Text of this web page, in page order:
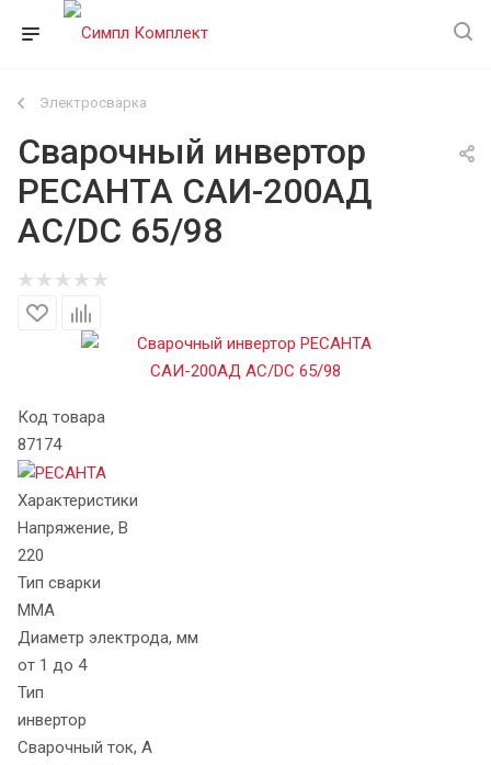
Электросварка
Сварочный инвертор
РЕСАНТА САИ-200АД
AC/DC 65/98
Код товара
87174
Характеристики
Напряжение, В
220
Тип сварки
MMA
Диаметр электрода, мм
от 1 до 4
Тип
инвертор
Сварочный ток, А